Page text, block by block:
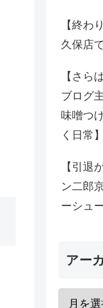
【終わ
久保店
【さら
ブログ
味噌つ
く日常】
【引退
ン二郎
ーシュ
アー